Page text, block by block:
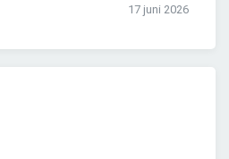
17 juni 2026